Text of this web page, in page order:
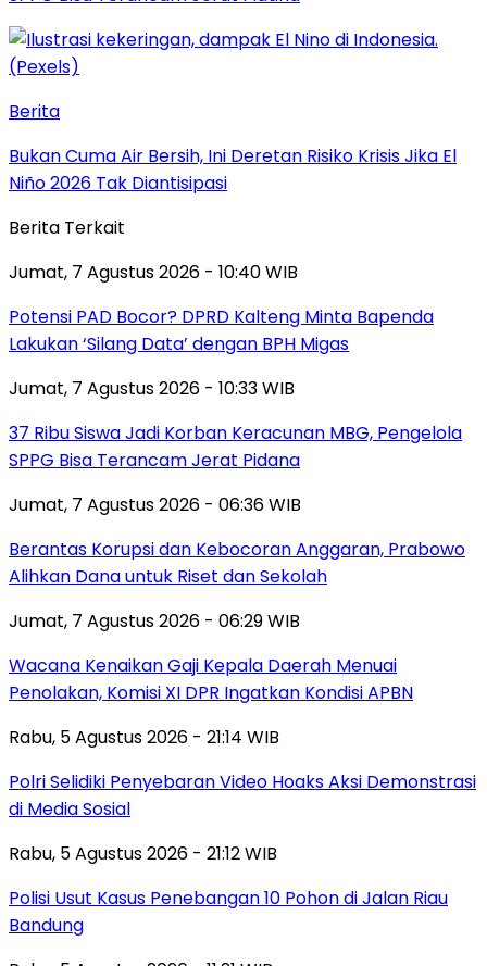
Berita
Bukan Cuma Air Bersih, Ini Deretan Risiko Krisis Jika El
Niño 2026 Tak Diantisipasi
Berita Terkait
Jumat, 7 Agustus 2026 - 10:40 WIB
Potensi PAD Bocor? DPRD Kalteng Minta Bapenda
Lakukan ‘Silang Data’ dengan BPH Migas
Jumat, 7 Agustus 2026 - 10:33 WIB
37 Ribu Siswa Jadi Korban Keracunan MBG, Pengelola
SPPG Bisa Terancam Jerat Pidana
Jumat, 7 Agustus 2026 - 06:36 WIB
Berantas Korupsi dan Kebocoran Anggaran, Prabowo
Alihkan Dana untuk Riset dan Sekolah
Jumat, 7 Agustus 2026 - 06:29 WIB
Wacana Kenaikan Gaji Kepala Daerah Menuai
Penolakan, Komisi XI DPR Ingatkan Kondisi APBN
Rabu, 5 Agustus 2026 - 21:14 WIB
Polri Selidiki Penyebaran Video Hoaks Aksi Demonstrasi
di Media Sosial
Rabu, 5 Agustus 2026 - 21:12 WIB
Polisi Usut Kasus Penebangan 10 Pohon di Jalan Riau
Bandung